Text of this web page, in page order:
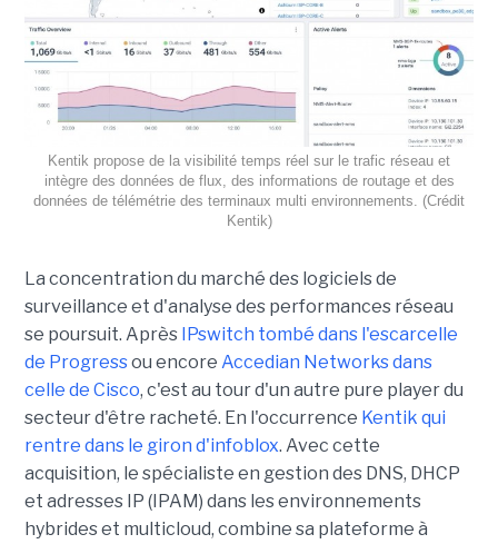
Kentik propose de la visibilité temps réel sur le trafic réseau et
intègre des données de flux, des informations de routage et des
données de télémétrie des terminaux multi environnements. (Crédit
Kentik)
La concentration du marché des logiciels de
surveillance et d'analyse des performances réseau
se poursuit. Après IPswitch tombé dans l'escarcelle
de Progressou encore Accedian Networks dans
celle de Cisco, c'est au tour d'un autre pure player du
secteur d'être racheté. En l'occurrence Kentik qui
rentre dans le giron d'infoblox. Avec cette
acquisition, le spécialiste en gestion des DNS, DHCP
et adresses IP (IPAM) dans les environnements
hybrides et multicloud, combine sa plateforme à